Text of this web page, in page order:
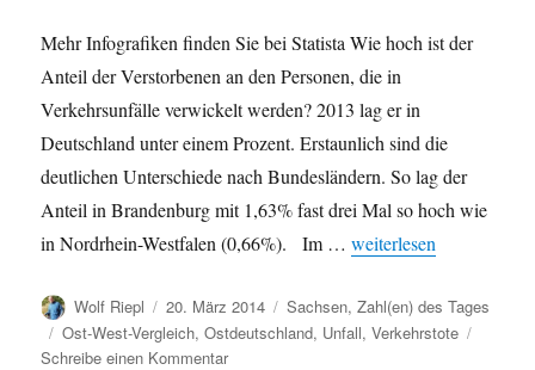
Mehr Infografiken finden Sie bei Statista Wie hoch ist der
Anteil der Verstorbenen an den Personen, die in
Verkehrsunfälle verwickelt werden? 2013 lag er in
Deutschland unter einem Prozent. Erstaunlich sind die
deutlichen Unterschiede nach Bundesländern. So lag der
Anteil in Brandenburg mit 1,63% fast drei Mal so hoch wie
in Nordrhein-Westfalen (0,66%). Im …„Ost-West-
weiterlesen
Autor
Wolf Riepl
Veröffentlicht
am
20. März 2014 Kategorien
Sachsen,Zahl(en) des Tages
Schlagwörter
Ost-West-Vergleich,Ostdeutschland, Unfall,Verkehrstote
Schreibe einen Kommentarzu